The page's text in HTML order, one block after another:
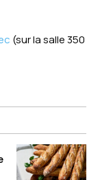
(sur la salle 350